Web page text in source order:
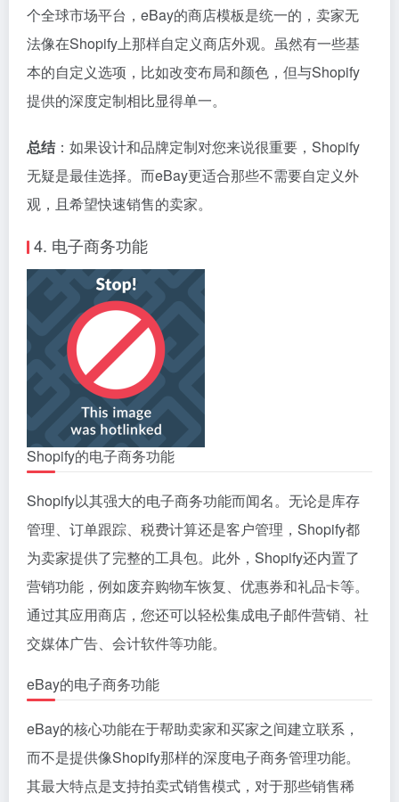
个全球市场平台，eBay的商店模板是统一的，卖家无
法像在Shopify上那样自定义商店外观。虽然有一些基
本的自定义选项，比如改变布局和颜色，但与Shopify
提供的深度定制相比显得单一。
总结：如果设计和品牌定制对您来说很重要，Shopify
无疑是最佳选择。而eBay更适合那些不需要自定义外
观，且希望快速销售的卖家。
4. 电子商务功能
Shopify的电子商务功能
Shopify以其强大的电子商务功能而闻名。无论是库存
管理、订单跟踪、税费计算还是客户管理，Shopify都
为卖家提供了完整的工具包。此外，Shopify还内置了
营销功能，例如废弃购物车恢复、优惠券和礼品卡等。
通过其应用商店，您还可以轻松集成电子邮件营销、社
交媒体广告、会计软件等功能。
eBay的电子商务功能
eBay的核心功能在于帮助卖家和买家之间建立联系，
而不是提供像Shopify那样的深度电子商务管理功能。
其最大特点是支持拍卖式销售模式，对于那些销售稀